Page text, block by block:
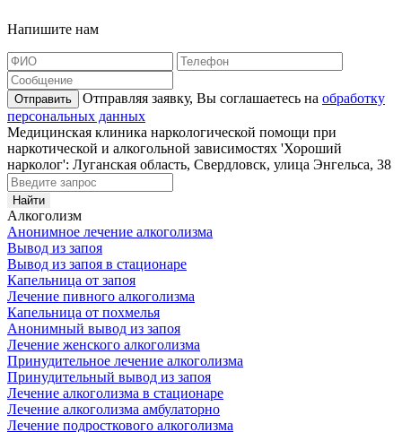
Напишите нам
Отправить Отправляя заявку, Вы соглашаетесь на обработку
персональных данных
Медицинская клиника наркологической помощи при
наркотической и алкогольной зависимостях 'Хороший
нарколог': Луганская область, Свердловск, улица Энгельса, 38
Алкоголизм
Анонимное лечение алкоголизма
Вывод из запоя
Вывод из запоя в стационаре
Капельница от запоя
Лечение пивного алкоголизма
Капельница от похмелья
Анонимный вывод из запоя
Лечение женского алкоголизма
Принудительное лечение алкоголизма
Принудительный вывод из запоя
Лечение алкоголизма в стационаре
Лечение алкоголизма амбулаторно
Лечение подросткового алкоголизма